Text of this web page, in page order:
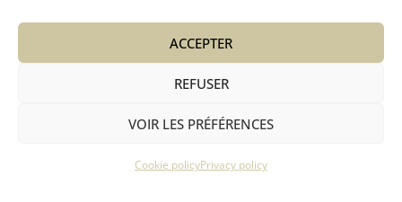
ACCEPTER
REFUSER
VOIR LES PRÉFÉRENCES
Cookie policyPrivacy policy
Other Services
Copyright © La Stella Megève